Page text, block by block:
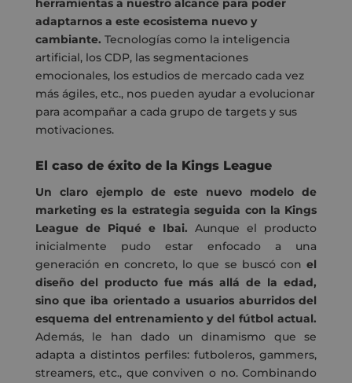
herramientas a nuestro alcance para poder
adaptarnos a este ecosistema nuevo y
cambiante. Tecnologías como la inteligencia
artificial, los CDP, las segmentaciones
emocionales, los estudios de mercado cada vez
más ágiles, etc., nos pueden ayudar a evolucionar
para acompañar a cada grupo de targets y sus
motivaciones.
El caso de éxito de la Kings League
Un claro ejemplo de este nuevo modelo de
marketing es la estrategia seguida con la Kings
League de Piqué e Ibai. Aunque el producto
inicialmente pudo estar enfocado a una
generación en concreto, lo que se buscó conel
diseño del producto fue más allá de la edad,
sino que iba orientado a usuarios aburridos del
esquema del entrenamiento y del fútbol actual.
Además, le han dado un dinamismo que se
adapta a distintos perfiles: futboleros, gammers,
streamers, etc., que conviven o no. Combinando